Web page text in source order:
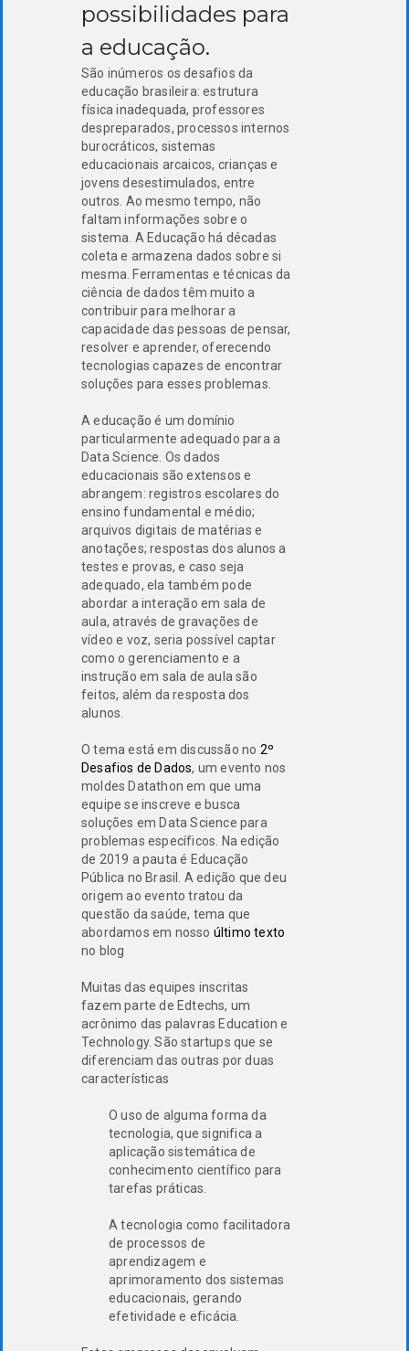
possibilidades para
a educação.
São inúmeros os desafios da
educação brasileira: estrutura
física inadequada, professores
despreparados, processos internos
burocráticos, sistemas
educacionais arcaicos, crianças e
jovens desestimulados, entre
outros. Ao mesmo tempo, não
faltam informações sobre o
sistema. A Educação há décadas
coleta e armazena dados sobre si
mesma. Ferramentas e técnicas da
ciência de dados têm muito a
contribuir para melhorar a
capacidade das pessoas de pensar,
resolver e aprender, oferecendo
tecnologias capazes de encontrar
soluções para esses problemas.
A educação é um domínio
particularmente adequado para a
Data Science. Os dados
educacionais são extensos e
abrangem: registros escolares do
ensino fundamental e médio;
arquivos digitais de matérias e
anotações; respostas dos alunos a
testes e provas, e caso seja
adequado, ela também pode
abordar a interação em sala de
aula, através de gravações de
vídeo e voz, seria possível captar
como o gerenciamento e a
instrução em sala de aula são
feitos, além da resposta dos
alunos.
O tema está em discussão no 2º
Desafios de Dados, um evento nos
moldes Datathon em que uma
equipe se inscreve e busca
soluções em Data Science para
problemas específicos. Na edição
de 2019 a pauta é Educação
Pública no Brasil. A edição que deu
origem ao evento tratou da
questão da saúde, tema que
abordamos em nosso último texto
no blog
Muitas das equipes inscritas
fazem parte de Edtechs, um
acrônimo das palavras Education e
Technology. São startups que se
diferenciam das outras por duas
características
O uso de alguma forma da
tecnologia, que significa a
aplicação sistemática de
conhecimento científico para
tarefas práticas.
A tecnologia como facilitadora
de processos de
aprendizagem e
aprimoramento dos sistemas
educacionais, gerando
efetividade e eficácia.